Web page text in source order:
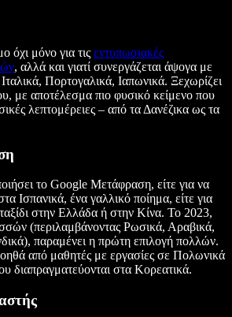
όχι μόνο για τις εντυπωσιακές
, αλλά και γιατί συνεργάζεται άψογα με
Πορτογαλικά, Ιαπωνικά. Ξεχωρίζει
με αποτέλεσμα πιο φυσικό κείμενο που
λεπτομέρειες – από τα Δανέζικα ως τα
το Google Μετάφραση, είτε για να
Ισπανικά, ένα γαλλικό ποίημα, είτε για
στην Ελλάδα ή στην Κίνα. Το 2023,
(περιλαμβάνοντας Ρωσικά, Αραβικά,
παραμένει η πρώτη επιλογή πολλών.
από μαθητές με εργασίες σε Πολωνικά
διαπραγματεύονται στα Κορεατικά.